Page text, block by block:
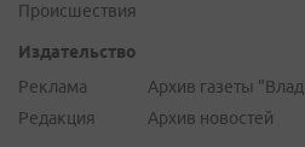
Происшествия
Издательство
Реклама
Редакция
Архив газеты
Архив новостей